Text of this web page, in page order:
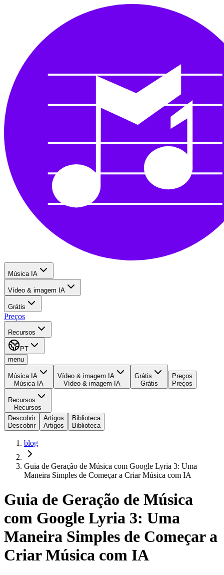
Música IA
Vídeo & imagem IA
Grátis
Preços
Recursos
PT
menu
Música IA
Música IA
Vídeo & imagem IA
Vídeo & imagem IA
Grátis
Grátis
Preços
Preços
Recursos
Recursos
Descobrir
Descobrir
Artigos
Artigos
Biblioteca
Biblioteca
blog
Guia de Geração de Música com Google Lyria 3: Uma
Maneira Simples de Começar a Criar Música com IA
Guia de Geração de Música
com Google Lyria 3: Uma
Maneira Simples de Começar a
Criar Música com IA